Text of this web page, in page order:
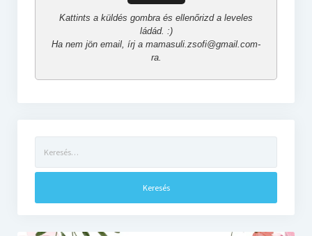
Kattints a küldés gombra és ellenőrizd a leveles
ládád. :)
Ha nem jön email, írj a mamasuli.zsofi@gmail.com-
ra.